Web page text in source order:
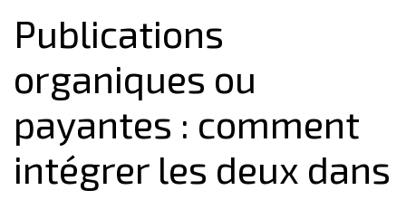
Publications
organiques ou
payantes : comment
intégrer les deux dans